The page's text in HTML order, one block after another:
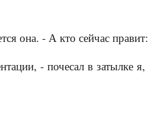
она. - А кто сейчас
- почесал в